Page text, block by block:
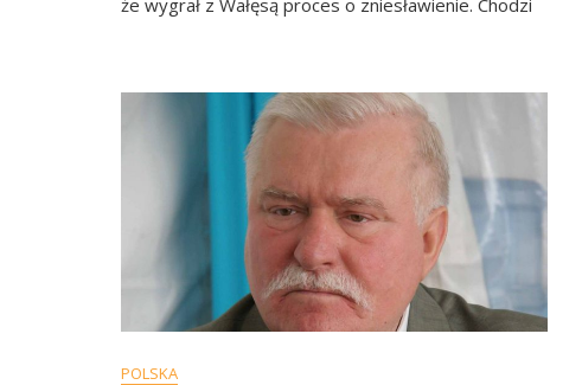
Przez
że wygrał z Wałęsą proces o zniesławienie. Chodzi
POLSKA